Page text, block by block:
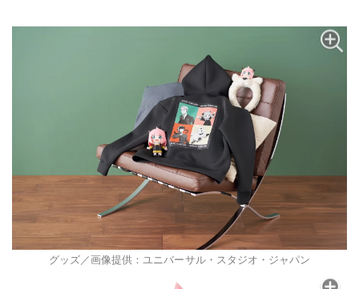
グッズ／画像提供：ユニバーサル・スタジオ・ジャパン